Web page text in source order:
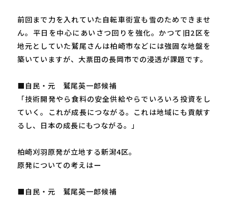
前回まで力を入れていた自転車街宣も雪のためできませ
ん。平日を中心にあいさつ回りを強化。かつて旧2区を
地元としていた鷲尾さんは柏崎市などには強固な地盤を
築いていますが、大票田の長岡市での浸透が課題です。
■自民・元 鷲尾英一郎候補
「技術開発やら食料の安全供給やらでいろいろ投資をし
ていく。これが成長につながる。これは地域にも貢献す
るし、日本の成長にもつながる。」
柏崎刈羽原発が立地する新潟4区。
原発についての考えはー
■自民・元 鷲尾英一郎候補